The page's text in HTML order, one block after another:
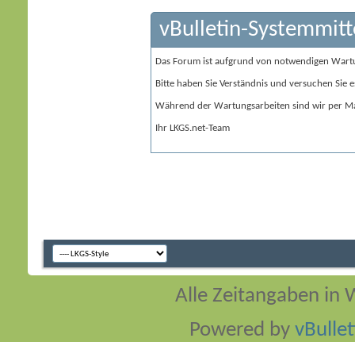
vBulletin-
Das Forum ist aufgrund von notwendigen
Bitte haben Sie Verständnis und versuchen Sie
Während der Wartungsarbeiten sind wir per
Ihr LKGS.net-Team
Alle Zeitangaben in
Powered by